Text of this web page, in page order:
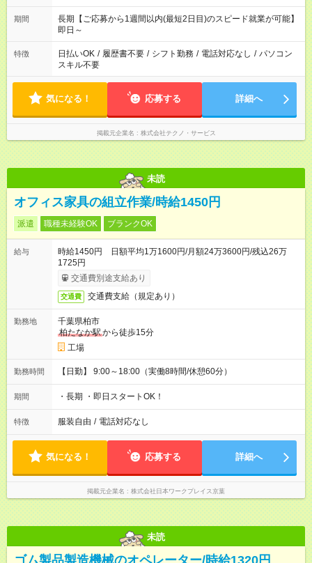
期間
長期【ご応募から1週間以内(最短2日目)のスピード就業が可能】
即日～
特徴 日払いOK / 履歴書不要 / シフト勤務 / 電話対応なし / パソコン
スキル不要
気になる！ 応募する 詳細へ
掲載元企業名 株式会社テクノ・サービス
未読
オフィス家具の組立作業/時給1450円
派遣 職種未経験OK ブランクOK
給与
時給1450円 日額平均1万1600円/月額24万3600円/残込26万
1725円
交通費別途支給あり
交通費 交通費支給（規定あり）
勤務地
千葉県柏市
柏たなか駅から徒歩15分
工場
勤務時間 【日勤】 9:00～18:00（実働8時間/休憩60分）
期間 ・長期 ・即日スタートOK！
特徴 服装自由 / 電話対応なし
気になる！ 応募する 詳細へ
掲載元企業名 株式会社日本ワークプレイス京葉
未読
ゴム製品製造機械のオペレーター/時給1320円